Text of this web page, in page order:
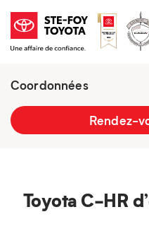
Coordonnées
Fermé : Ouverture-
Rendez-
Toyota C-HR